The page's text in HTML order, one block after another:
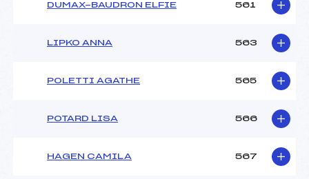
DUMAX-BAUDRON ELFIE 561
LIPKO ANNA 563
POLETTI AGATHE 565
POTARD LISA 566
HAGEN CAMILA 567